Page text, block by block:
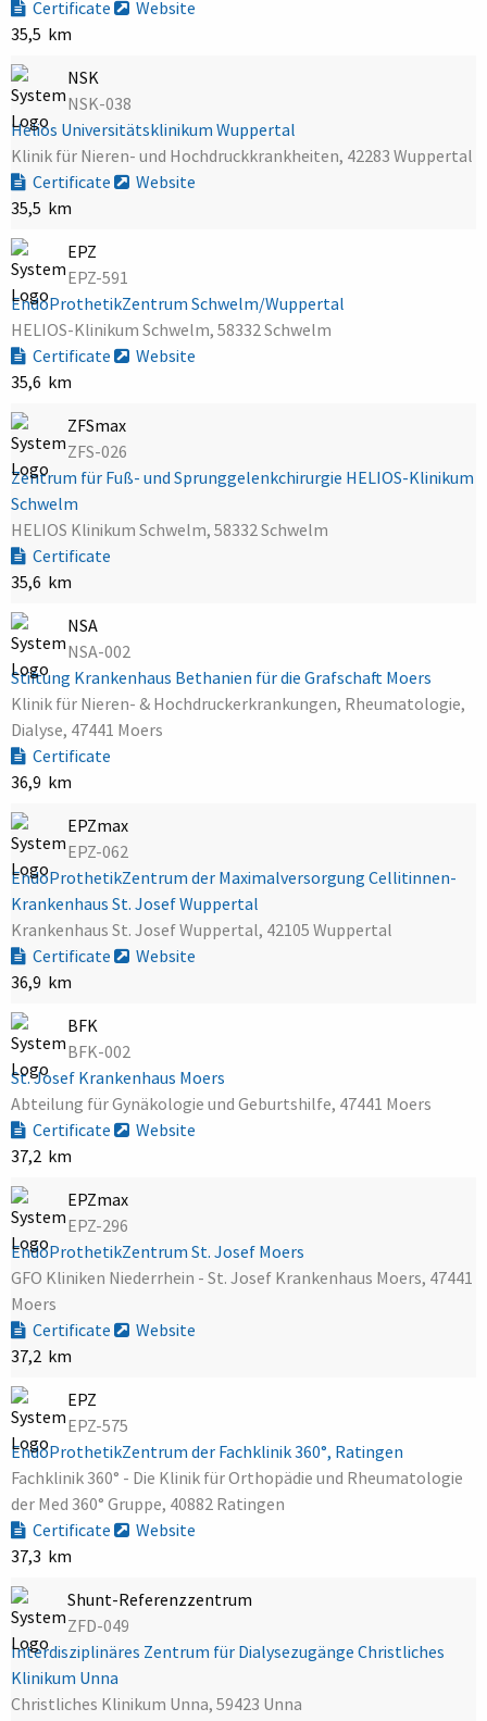
Certificate
Website
35,5 km
NSK
NSK-038
Helios Universitätsklinikum Wuppertal
Klinik für Nieren- und Hochdruckkrankheiten, 42283 Wuppertal
Certificate
Website
35,5 km
EPZ
EPZ-591
EndoProthetikZentrum Schwelm/Wuppertal
HELIOS-Klinikum Schwelm, 58332 Schwelm
Certificate
Website
35,6 km
ZFSmax
ZFS-026
Zentrum für Fuß- und Sprunggelenkchirurgie HELIOS-Klinikum
Schwelm
HELIOS Klinikum Schwelm, 58332 Schwelm
Certificate
35,6 km
NSA
NSA-002
Stiftung Krankenhaus Bethanien für die Grafschaft Moers
Klinik für Nieren- & Hochdruckerkrankungen, Rheumatologie,
Dialyse, 47441 Moers
Certificate
36,9 km
EPZmax
EPZ-062
EndoProthetikZentrum der Maximalversorgung Cellitinnen-
Krankenhaus St. Josef Wuppertal
Krankenhaus St. Josef Wuppertal, 42105 Wuppertal
Certificate
Website
36,9 km
BFK
BFK-002
St. Josef Krankenhaus Moers
Abteilung für Gynäkologie und Geburtshilfe, 47441 Moers
Certificate
Website
37,2 km
EPZmax
EPZ-296
EndoProthetikZentrum St. Josef Moers
GFO Kliniken Niederrhein - St. Josef Krankenhaus Moers, 47441
Moers
Certificate
Website
37,2 km
EPZ
EPZ-575
EndoProthetikZentrum der Fachklinik 360°, Ratingen
Fachklinik 360° - Die Klinik für Orthopädie und Rheumatologie
der Med 360° Gruppe, 40882 Ratingen
Certificate
Website
37,3 km
Shunt-Referenzzentrum
ZFD-049
Interdisziplinäres Zentrum für Dialysezugänge Christliches
Klinikum Unna
Christliches Klinikum Unna, 59423 Unna